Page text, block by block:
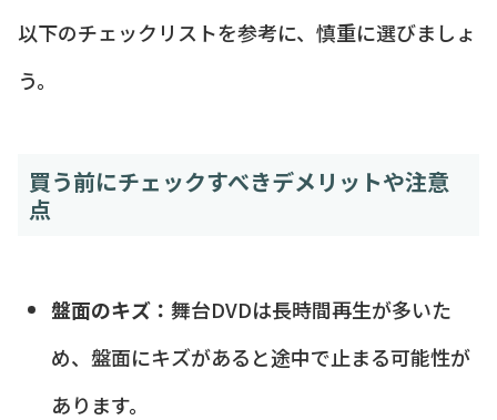
以下のチェックリストを参考に、慎重に選びましょ
う。
買う前にチェックすべきデメリットや注意
点
盤面のキズ： 舞台DVDは長時間再生が多いた
め、盤面にキズがあると途中で止まる可能性が
あります。